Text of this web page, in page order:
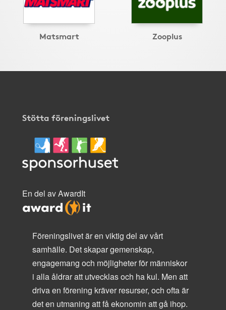
Matsmart Zooplus
Stötta föreningslivet
En del av AwardIt
Föreningslivet är en viktig del av vårt
samhälle. Det skapar gemenskap,
engagemang och möjligheter för människor
i alla åldrar att utvecklas och ha kul. Men att
driva en förening kräver resurser, och ofta är
det en utmaning att få ekonomin att gå ihop.